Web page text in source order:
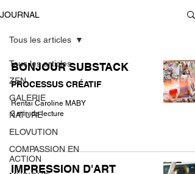
JOURNAL
Tous les articles
ZEN
GALERIE
NATURE
ELOVUTION
COMPASSION EN
ACTION
Tous les articles
BONJOUR SUBSTACK
PROCESSUS CRÉATIF
Rentai Caroline MABY
2 min de lecture
IMPRESSION D'ART